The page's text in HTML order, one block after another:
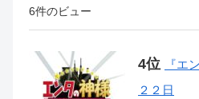
6件のビュー
『エ
２２日